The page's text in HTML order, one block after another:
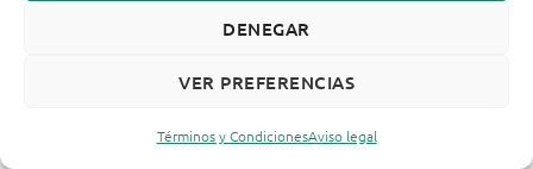
DENEGAR
VER PREFERENCIAS
Términos y CondicionesAviso legal